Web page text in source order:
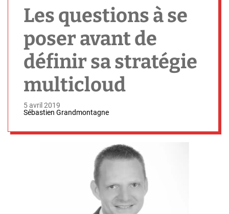
Les questions à se
poser avant de
définir sa stratégie
multicloud
5 avril 2019
Sébastien Grandmontagne